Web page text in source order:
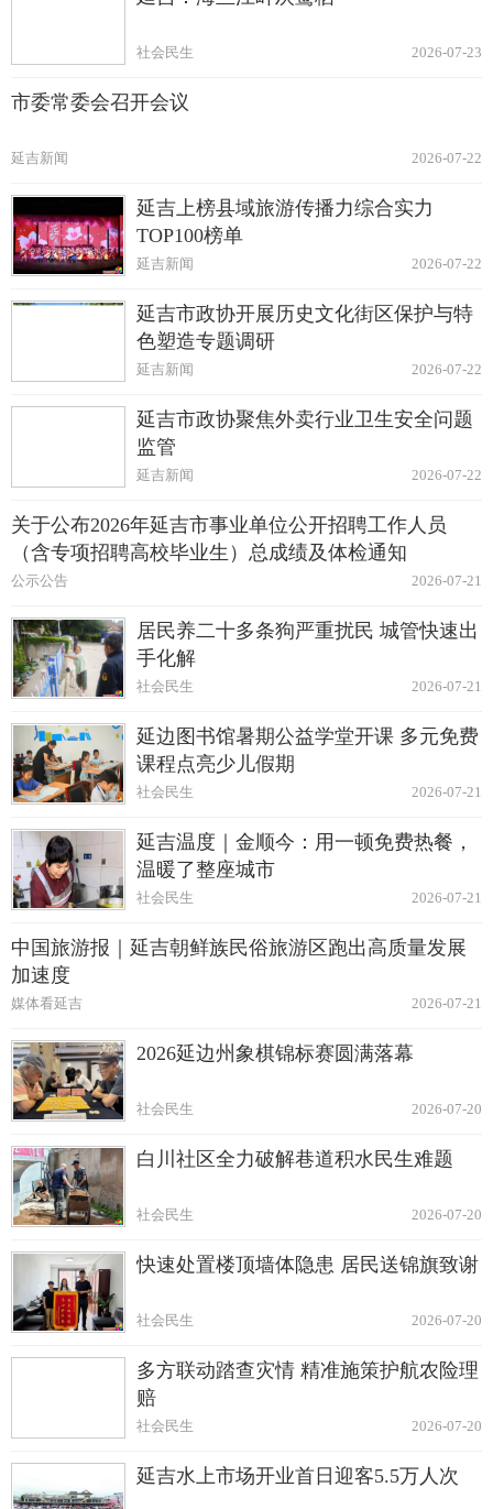
2026-07-23
社会民生
市委常委会召开会议
2026-07-22
延吉新闻
延吉上榜县域旅游传播力综合实力
TOP100榜单
2026-07-22
延吉新闻
延吉市政协开展历史文化街区保护与特
色塑造专题调研
2026-07-22
延吉新闻
延吉市政协聚焦外卖行业卫生安全问题
监管
2026-07-22
延吉新闻
关于公布2026年延吉市事业单位公开招聘工作人员
（含专项招聘高校毕业生）总成绩及体检通知
2026-07-21
公示公告
居民养二十多条狗严重扰民 城管快速出
手化解
2026-07-21
社会民生
延边图书馆暑期公益学堂开课 多元免费
课程点亮少儿假期
2026-07-21
社会民生
延吉温度｜金顺今：用一顿免费热餐，
温暖了整座城市
2026-07-21
社会民生
中国旅游报｜延吉朝鲜族民俗旅游区跑出高质量发展
加速度
2026-07-21
媒体看延吉
2026延边州象棋锦标赛圆满落幕
2026-07-20
社会民生
白川社区全力破解巷道积水民生难题
2026-07-20
社会民生
快速处置楼顶墙体隐患 居民送锦旗致谢
2026-07-20
社会民生
多方联动踏查灾情 精准施策护航农险理
赔
2026-07-20
社会民生
延吉水上市场开业首日迎客5.5万人次